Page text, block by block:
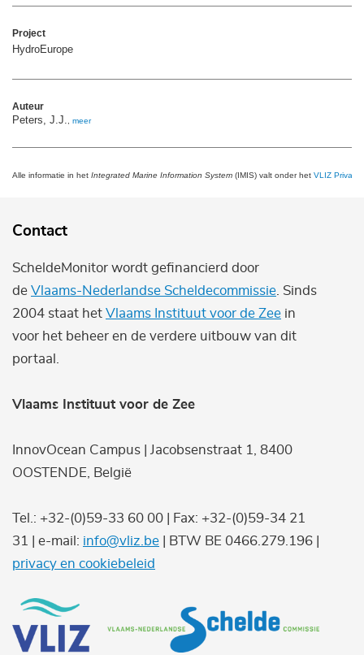
Project
HydroEurope
Auteur
Peters, J.J. meer
Alle informatie in het Integrated Marine Information System (IMIS) valt onder het VLIZ Privacy
Contact
ScheldeMonitor wordt gefinancierd door
de Vlaams-Nederlandse Scheldecommissie . Sinds
2004 staat het Vlaams Instituut voor de Zee in
voor het beheer en de verdere uitbouw van dit
portaal.
Vlaams Instituut voor de Zee
InnovOcean Campus | Jacobsenstraat 1, 8400
OOSTENDE, België
Tel.: +32-(0)59-33 60 00 | Fax: +32-(0)59-34 21
31 | e-mail: info@vliz.be | BTW BE 0466.279.196 |
privacy en cookiebeleid